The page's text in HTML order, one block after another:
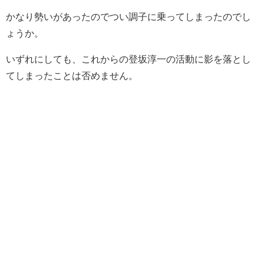
かなり勢いがあったのでつい調子に乗ってしまったのでし
ょうか。
いずれにしても、これからの登坂淳一の活動に影を落とし
てしまったことは否めません。